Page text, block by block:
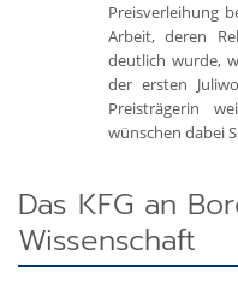
Preisverleihung
Arbeit, deren
deutlich wurde,
der ersten
Preisträgerin
wünschen dabei
Das KFG an
Wissenschaft